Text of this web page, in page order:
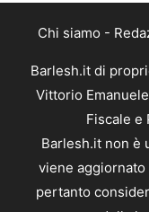
Chi siamo -
Barlesh.it di
Vittorio
Fiscale e
Barlesh.it non è
viene
pertanto